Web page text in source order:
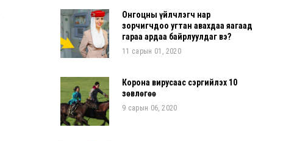
Онгоцны үйлчлэгч нар
зорчигчдоо угтан авахдаа яагаад
гараа ардаа байрлуулдаг вэ?
11 сарын 01, 2020
Корона вирусаас сэргийлэх 10
зөвлөгөө
9 сарын 06, 2020